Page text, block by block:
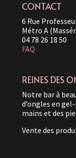
CONTACT
6 Rue
Métro A
04 78 26 18 50
FAQ
REINES DES
Notre bar à
d’ongles en
mains et des
Vente des